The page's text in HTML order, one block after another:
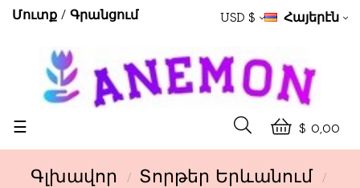
Մուտք Գրանցում USD $ Հայերէն
$ 0,00
Toggle
☰
Գլխավոր
Տորթեր Երևանում